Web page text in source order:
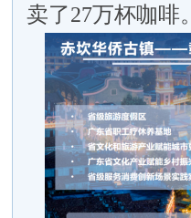
卖了27万杯咖啡。